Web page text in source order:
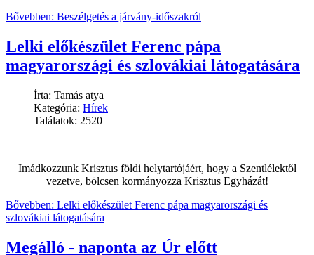
Bővebben: Beszélgetés a járvány-időszakról
Lelki előkészület Ferenc pápa
magyarországi és szlovákiai látogatására
Írta: Tamás atya
Kategória: Hírek
Találatok: 2520
Imádkozzunk Krisztus földi helytartójáért, hogy a Szentlélektől
vezetve, bölcsen kormányozza Krisztus Egyházát!
Bővebben: Lelki előkészület Ferenc pápa magyarországi és
szlovákiai látogatására
Megálló - naponta az Úr előtt